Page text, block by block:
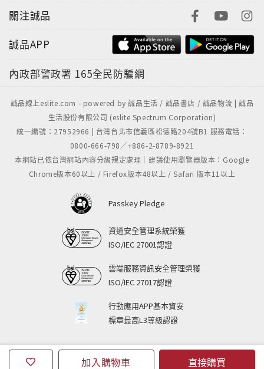
加入購物車 直接購買
華的工作地點和粗簡鄙陋的家，隱喻著成就的兩面性，
財產和收入就是社會最傲慢荒謬的分界，反諷一個隱藏
的法則：「財富就是盜竊」；活了一大把年紀沒有朋
友，沒有伴侶，回家除了吃飯睡覺，便無所事事，展示
了現代人的心靈空虛、孤獨、落寞，除了反思邊緣群體
的問題，也反思我們在現代社會的自身價值。
芬蘭電影中最亮眼的動物演員
郭利斯馬基愛狗成癡，電影更是受到芬蘭當地動物保護
協會的讚揚。2006年瑞士盧卡諾國際影展（Locarno
International Film Festival）為郭利斯馬基舉行個人
回顧展，節目手冊封面正是他帶著大狗坐在山頂上遠望
日落，一如既往愁苦中飄忽不定的神情。
《薄暮之光》中的Paju是一隻出生於狗演員世家的女生
狗狗，狗家族幾乎每一代的成員都曾經演出郭利斯馬基
的電影。Paju的曾曾祖母曾經演出郭利斯馬基的《波西
米亞生活》，曾祖母也曾在《Juha》中擔
關注誠品
誠品APP
內政部警政署 165全民防騙網
誠品線上eslite.com - powered by 誠品生活 / 誠品書店 / 誠品物流 | 誠品
生活股份有限公司 (eslite Spectrum Corporation)
統一編號：27952966 | 台灣台北市信義區松德路204號B1 服務電話：
0800-666-798／+886-2-8789-8921
本網站已依台灣網站內容分級規定處理｜建議使用瀏覽器版本：Google
Chrome版本60以上 / Firefox版本48以上 / Safari 版本11以上
Passkey Pledge
資通安全管理系統榮獲
ISO/IEC 27001認證
雲端服務資訊安全管理榮獲
ISO/IEC 27017認證
行動應用APP基本資安
標章最高L3等級認證